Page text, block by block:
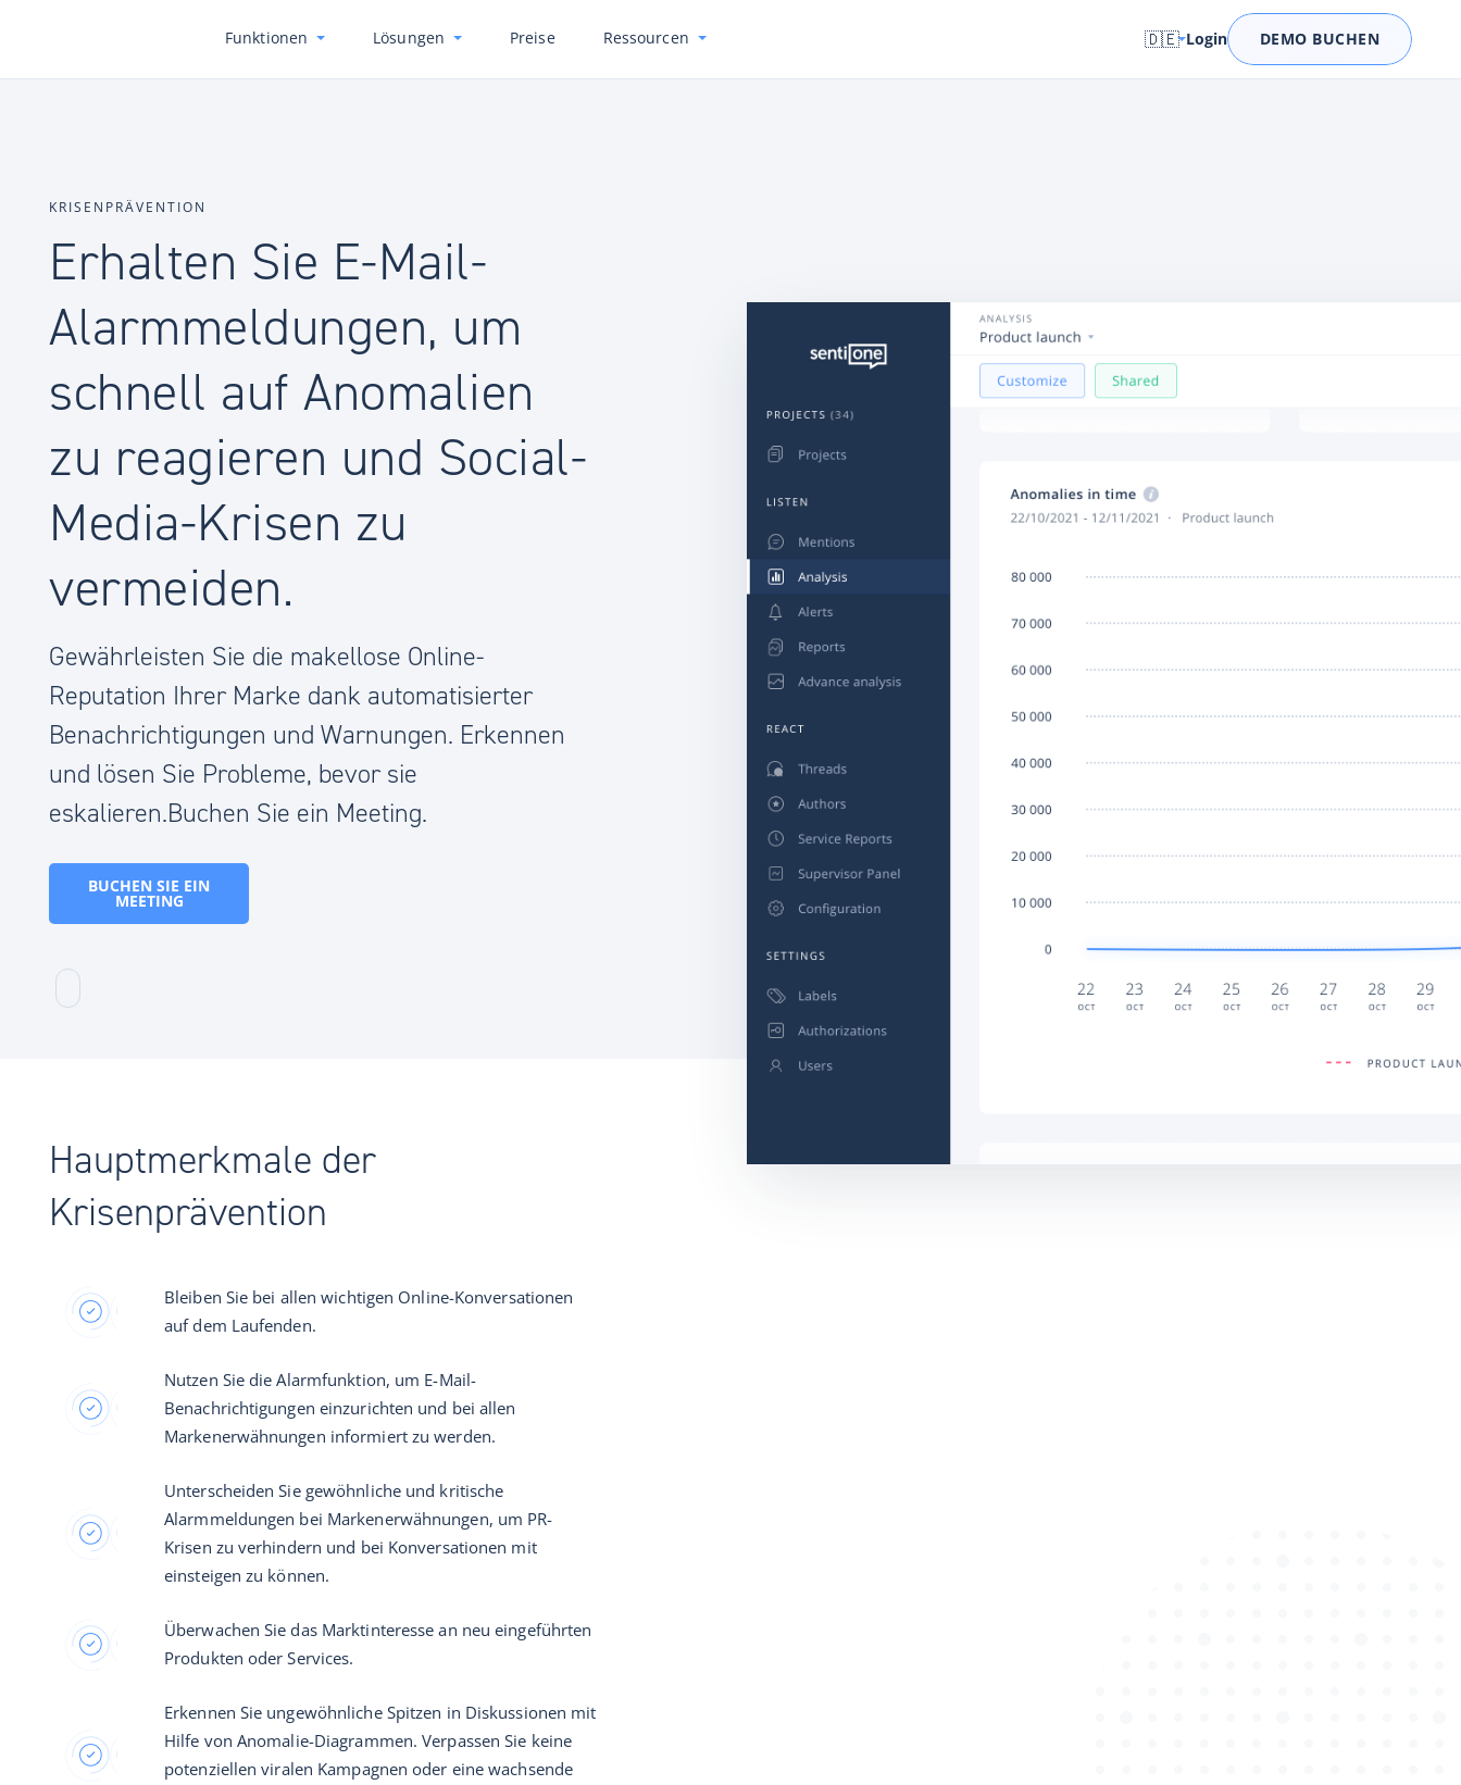
Funktionen Lösungen Preise Ressourcen 🇩🇪 Login DEMO BUCHEN
KRISENPRÄVENTION
Erhalten Sie E-Mail-
Alarmmeldungen, um
schnell auf Anomalien
zu reagieren und Social-
Media-Krisen zu
vermeiden.
Gewährleisten Sie die makellose Online-
Reputation Ihrer Marke dank automatisierter
Benachrichtigungen und Warnungen. Erkennen
und lösen Sie Probleme, bevor sie
eskalieren.Buchen Sie ein Meeting.
BUCHEN SIE EIN
MEETING
Hauptmerkmale der
Krisenprävention
Bleiben Sie bei allen wichtigen Online-Konversationen
auf dem Laufenden.
Nutzen Sie die Alarmfunktion, um E-Mail-
Benachrichtigungen einzurichten und bei allen
Markenerwähnungen informiert zu werden.
Unterscheiden Sie gewöhnliche und kritische
Alarmmeldungen bei Markenerwähnungen, um PR-
Krisen zu verhindern und bei Konversationen mit
einsteigen zu können.
Überwachen Sie das Marktinteresse an neu eingeführten
Produkten oder Services.
Erkennen Sie ungewöhnliche Spitzen in Diskussionen mit
Hilfe von Anomalie-Diagrammen. Verpassen Sie keine
potenziellen viralen Kampagnen oder eine wachsende